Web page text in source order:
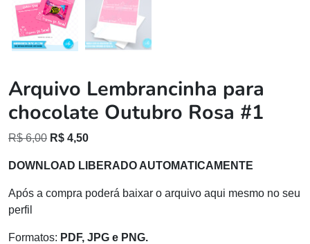
Arquivo Lembrancinha para
chocolate Outubro Rosa #1
R$6,00 O
original
R$ 4,50O
atual
DOWNLOAD LIBERADO AUTOMATICAMENTE
Após a compra poderá baixar o arquivo aqui mesmo no seu
perfil
Formatos: PDF, JPG e PNG.